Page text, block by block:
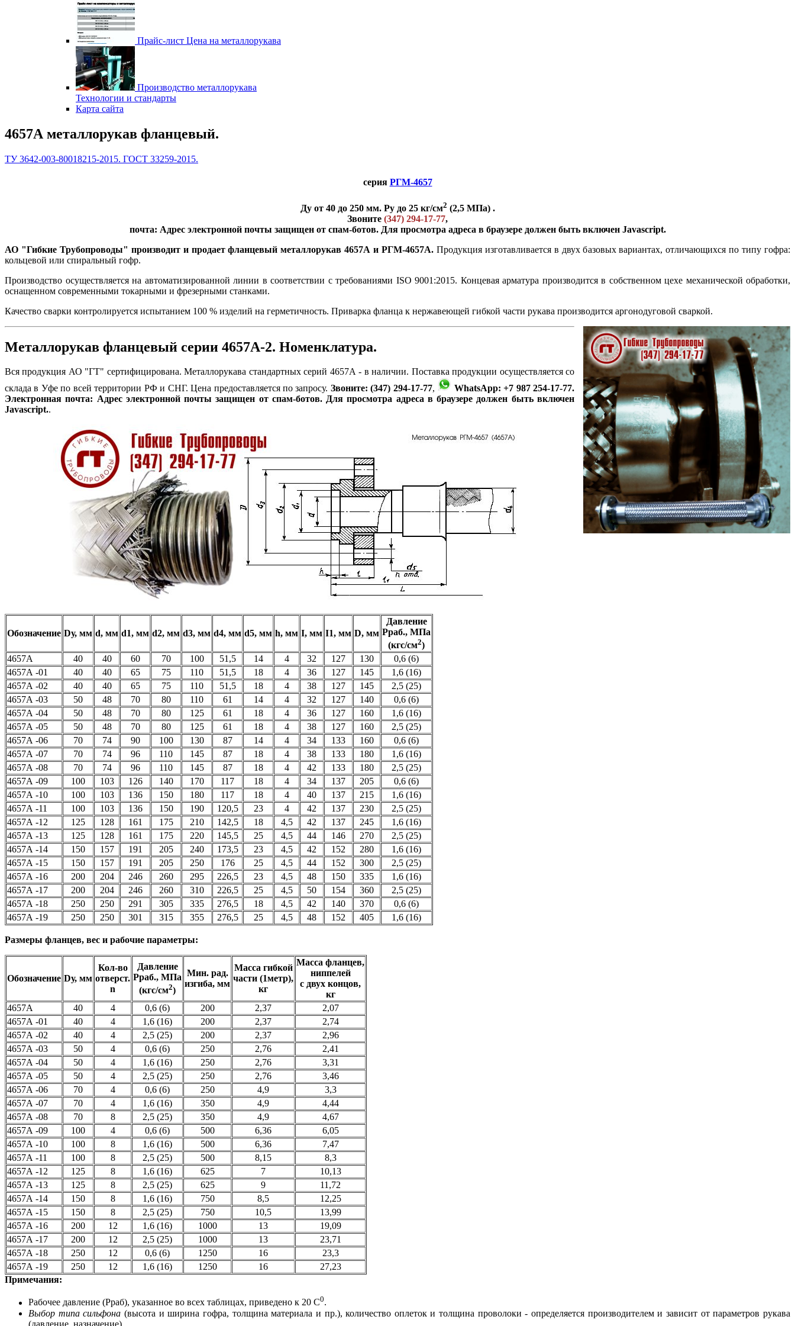
Прайс-лист Цена на металлорукава
Производство металлорукава
Технологии и стандарты
Карта сайта
4657А металлорукав фланцевый.
ТУ 3642-003-80018215-2015. ГОСТ 33259-2015.
серия РГМ-4657
Ду от 40 до 250 мм. Ру до 25 кг/см2 (2,5 МПа) .
Звоните (347) 294-17-77,
почта: Адрес электронной почты защищен от спам-ботов. Для просмотра адреса в браузере должен быть включен Javascript.
АО "Гибкие Трубопроводы" производит и продает фланцевый металлорукав 4657А и РГМ-4657А. Продукция изготавливается в двух базовых вариантах, отличающихся по типу гофра:
кольцевой или спиральный гофр.
Производство осуществляется на автоматизированной линии в соответствии с требованиями ISO 9001:2015. Концевая арматура производится в собственном цехе механической обработки,
оснащенном современными токарными и фрезерными станками.
Качество сварки контролируется испытанием 100 % изделий на герметичность. Приварка фланца к нержавеющей гибкой части рукава производится аргонодуговой сваркой.
Металлорукав фланцевый серии 4657А-2. Номенклатура.
Вся продукция АО "ГТ" сертифицирована. Металлорукава стандартных серий 4657А - в наличии. Поставка продукции осуществляется со
склада в Уфе по всей территории РФ и СНГ. Цена предоставляется по запросу. Звоните: (347) 294-17-77,
WhatsApp: +7 987 254-17-77.
Электронная почта: Адрес электронной почты защищен от спам-ботов. Для просмотра адреса в браузере должен быть включен
Javascript..
Обозначение Dу, мм d, мм d1, мм d2, мм d3, мм d4, мм d5, мм h, мм I, мм I1, мм D, мм
Давление
Рраб., МПа
(кгс/см2)
4657А
40 40 60 70 100 51,5 14 4 32 127 130
0,6 (6)
4657А -01
40 40 65 75 110 51,5 18 4 36 127 145
1,6 (16)
4657А -02
40 40 65 75 110 51,5 18 4 38 127 145
2,5 (25)
4657А -03
50 48 70 80 110 61 14 4 32 127 140
0,6 (6)
4657А -04
50 48 70 80 125 61 18 4 36 127 160
1,6 (16)
4657А -05
50 48 70 80 125 61 18 4 38 127 160
2,5 (25)
4657А -06
70 74 90 100 130 87 14 4 34 133 160
0,6 (6)
4657А -07
70 74 96 110 145 87 18 4 38 133 180
1,6 (16)
4657А -08
70 74 96 110 145 87 18 4 42 133 180
2,5 (25)
4657А -09
100 103 126 140 170 117 18 4 34 137 205
0,6 (6)
4657А -10
100 103 136 150 180 117 18 4 40 137 215
1,6 (16)
4657А -11
100 103 136 150 190 120,5 23 4 42 137 230
2,5 (25)
4657А -12
125 128 161 175 210 142,5 18 4,5 42 137 245
1,6 (16)
4657А -13
125 128 161 175 220 145,5 25 4,5 44 146 270
2,5 (25)
4657А -14
150 157 191 205 240 173,5 23 4,5 42 152 280
1,6 (16)
4657А -15
150 157 191 205 250 176 25 4,5 44 152 300
2,5 (25)
4657А -16
200 204 246 260 295 226,5 23 4,5 48 150 335
1,6 (16)
4657А -17
200 204 246 260 310 226,5 25 4,5 50 154 360
2,5 (25)
4657А -18
250 250 291 305 335 276,5 18 4,5 42 140 370
0,6 (6)
4657А -19
250 250 301 315 355 276,5 25 4,5 48 152 405 1,6 (16)
Размеры фланцев, вес и рабочие параметры:
Обозначение Dу, мм
Кол-во
отверст.
n
Давление
Рраб., МПа
(кгс/см2)
Мин. рад.
изгиба, мм
Масса гибкой
части (1метр),
кг
Масса фланцев,
ниппелей
с двух концов,
кг
4657А
40 4 0,6 (6) 200 2,37
2,07
4657А -01
40 4 1,6 (16) 200 2,37
2,74
4657А -02
40 4 2,5 (25) 200 2,37
2,96
4657А -03
50 4 0,6 (6) 250 2,76
2,41
4657А -04
50 4 1,6 (16) 250 2,76
3,31
4657А -05
50 4 2,5 (25) 250 2,76
3,46
4657А -06
70 4 0,6 (6) 250 4,9
3,3
4657А -07
70 4 1,6 (16) 350 4,9
4,44
4657А -08
70 8 2,5 (25) 350 4,9
4,67
4657А -09
100 4 0,6 (6) 500 6,36
6,05
4657А -10
100 8 1,6 (16) 500 6,36
7,47
4657А -11
100 8 2,5 (25) 500 8,15
8,3
4657А -12
125 8 1,6 (16) 625 7
10,13
4657А -13
125 8 2,5 (25) 625 9
11,72
4657А -14
150 8 1,6 (16) 750 8,5
12,25
4657А -15
150 8 2,5 (25) 750 10,5
13,99
4657А -16
200 12 1,6 (16) 1000 13
19,09
4657А -17
200 12 2,5 (25) 1000 13
23,71
4657А -18
250 12 0,6 (6) 1250 16
23,3
4657А -19
250 12 1,6 (16) 1250 16
27,23
Примечания:
Рабочее давление (Рраб), указанное во всех таблицах, приведено к 20 С0.
Выбор типа сильфона (высота и ширина гофра, толщина материала и пр.), количество оплеток и толщина проволоки - определяется производителем и зависит от параметров рукава
(давление, назначение).